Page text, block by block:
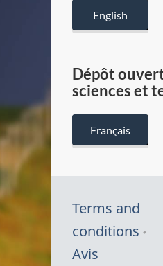
English
Dépôt
sciences et
Français
Terms and
conditions
Avis